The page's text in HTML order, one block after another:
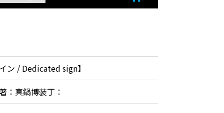
ン / Dedicated sign】
：真鍋博装丁：